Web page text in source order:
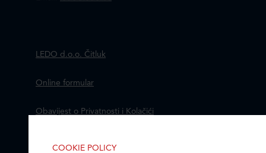
LEDO d.o.o. Čitluk
Online formular
Obavijest o Privatnosti i Kolačići
COOKIE POLICY